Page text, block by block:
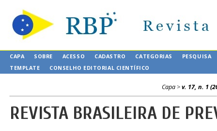
CAPA SOBRE ACESSO CADASTRO CATEGORIAS
PESQUISA
TEMPLATE
CONSELHO EDITORIAL CIENTÍFICO
Capa >v. 17, n. 1
REVISTA BRASILEIRA DE